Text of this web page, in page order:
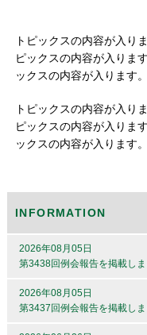
トピックスの内容が入り
ピックスの内容が入りま
ックスの内容が入ります
トピックスの内容が入り
ピックスの内容が入りま
ックスの内容が入ります。
INFORMATION
2026年08月05日
第3438回例会報告を掲載しま
2026年08月05日
第3437回例会報告を掲載しま